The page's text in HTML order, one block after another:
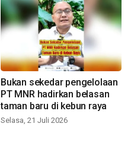
Bukan sekedar pengelolaan
PT MNR hadirkan belasan
taman baru di kebun raya
Selasa, 21 Juli 2026